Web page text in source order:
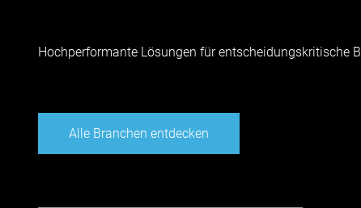
Hochperformante Lösungen für entscheidungskritische
Alle Branchen entdecken